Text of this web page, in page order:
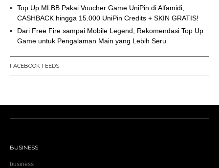
Top Up MLBB Pakai Voucher Game UniPin di Alfamidi,
CASHBACK hingga 15.000 UniPin Credits + SKIN GRATIS!
Dari Free Fire sampai Mobile Legend, Rekomendasi Top Up
Game untuk Pengalaman Main yang Lebih Seru
FACEBOOK FEEDS
BUSINESS
business